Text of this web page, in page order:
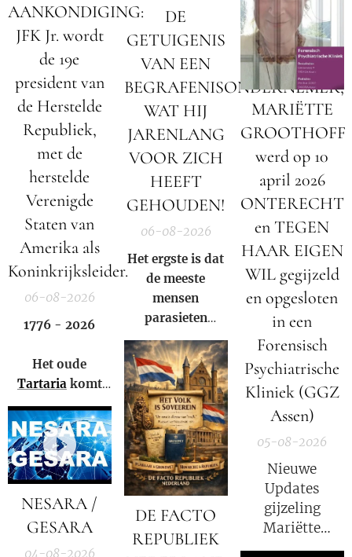
AANKONDIGING:
JFK Jr. wordt
de 19e
president van
de Herstelde
Republiek,
met de
herstelde
Verenigde
Staten van
Amerika als
Koninkrijksleider.
06-08-2026
1776 - 2026
Het oude
Tartaria komt
weer tot leven!
DE
GETUIGENIS
VAN EEN
BEGRAFENISONDERNEMER;
WAT HIJ
JARENLANG
VOOR ZICH
HEEFT
GEHOUDEN!
06-08-2026
Het ergste is dat
de meeste
mensen
parasieten
hebben – en het
niet eens weten.
MARIËTTE
GROOTHOFF
werd op 10
april 2026
ONTERECHT
en TEGEN
HAAR EIGEN
WIL gegijzeld
en opgesloten
in een
Forensisch
Psychiatrische
Kliniek (GGZ
Assen)
05-08-2026
Nieuwe
Updates
gijzeling
Mariëtte
Groothoff.
NESARA /
GESARA
04-08-2026
DE FACTO
REPUBLIEK